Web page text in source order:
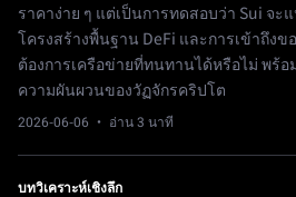
ราคาง่าย ๆ แต่เป็นการทดสอบว่า Sui จะ
โครงสร้างพื้นฐาน DeFi และการเข้าถึงข
ต้องการเครือข่ายที่ทนทานได้หรือไม่ พร้
ความผันผวนของวัฏจักรคริปโต
2026-06-06 · อ่าน 3 นาที
บทวิเคราะห์เชิงลึก